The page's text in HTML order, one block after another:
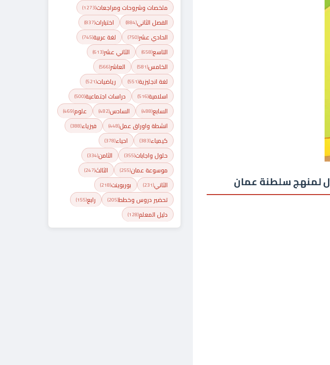
لمنهج سلطنة عمان
ملخصات وشروحات ومراجعات(1273)
الفصل الثاني(884) اختبارات(837)
الحادي عشر(750) لغة عربية(745)
التاسع(658) الثاني عشر(613)
الخامس(581) العاشر(566)
لغة انجليزية(551) رياضيات(521)
اسلامية(516) دراسات اجتماعية(500)
السابع(488) السادس(482) علوم(469)
انشطة واوراق عمل(448) فيزياء(388)
كيمياء(383) احياء(378)
حلول واجابات(355) الثامن(334)
موسوعة عمان(255) الثالث(247)
الثاني(231) بوربوينت(218)
تحضير دروس وخطط(205) رابع(155)
دليل المعلم(128)